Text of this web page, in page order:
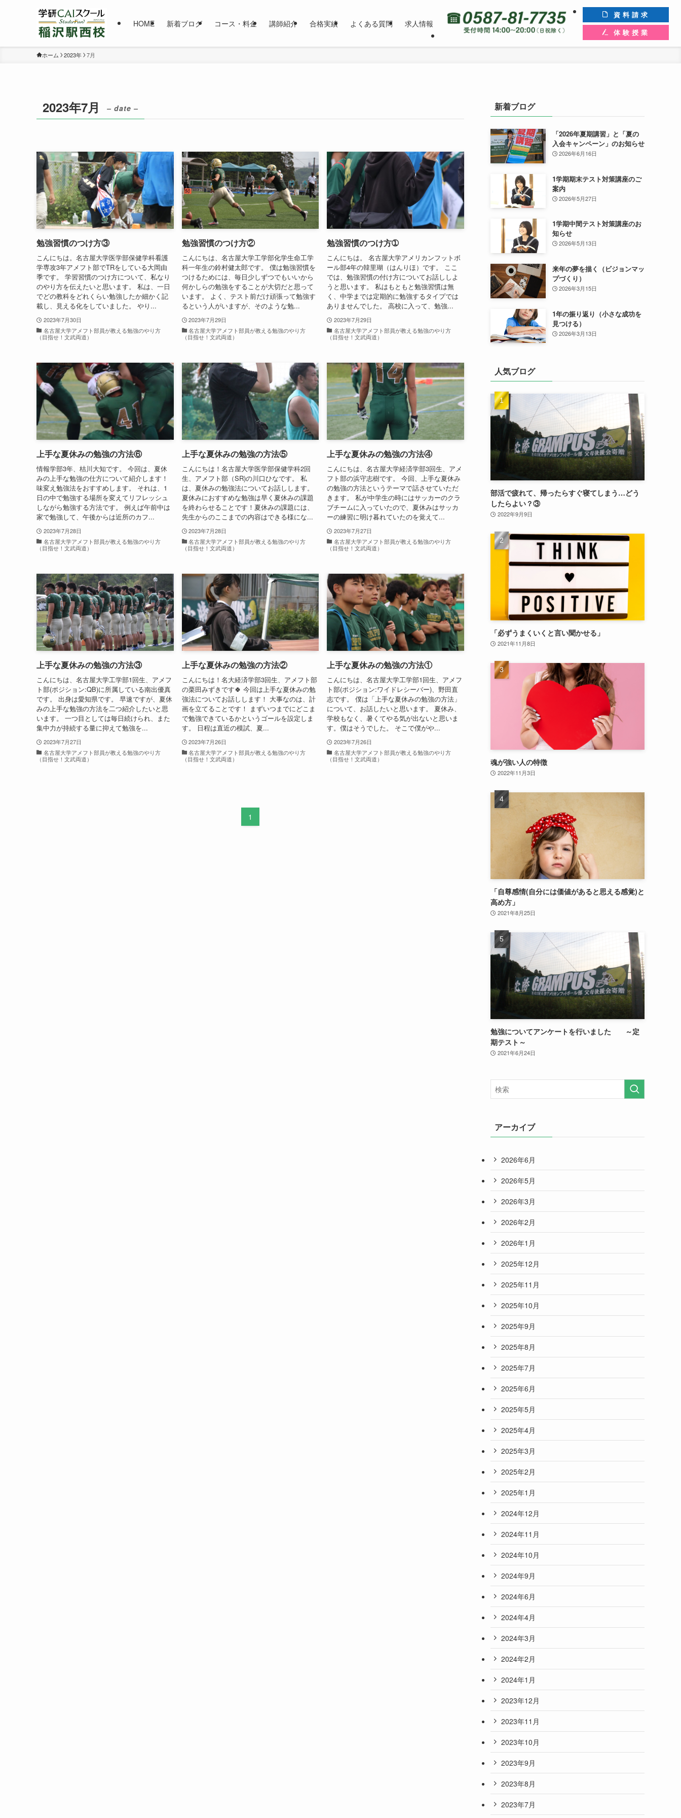
HOME 新着ブログ コース・料金 講師紹介 合格実績 よくある質問 求人情報
資料請求
体験授業
ホーム 2023年 7月
2023年7月 – date –
勉強習慣のつけ方③
こんにちは。名古屋大学医学部保健学科看護
学専攻3年アメフト部でTRをしている大岡由
季です。 学習習慣のつけ方について、私なり
のやり方を伝えたいと思います。 私は、一日
でどの教科をどれくらい勉強したか細かく記
載し、見える化をしていました。 やり...
2023年7月30日
名古屋大学アメフト部員が教える勉強のやり方
（目指せ！文武両道）
勉強習慣のつけ方②
こんにちは、名古屋大学工学部化学生命工学
科一年生の鈴村健太郎です。 僕は勉強習慣を
つけるためには、毎日少しずつでもいいから
何かしらの勉強をすることが大切だと思って
います。 よく、テスト前だけ頑張って勉強す
るという人がいますが、そのような勉...
2023年7月29日
名古屋大学アメフト部員が教える勉強のやり方
（目指せ！文武両道）
勉強習慣のつけ方➀
こんにちは。 名古屋大学アメリカンフットボ
ール部4年の韓里瑚（はんりほ）です。 ここ
では、勉強習慣の付け方についてお話ししよ
うと思います。 私はもともと勉強習慣は無
く、中学までは定期的に勉強するタイプでは
ありませんでした。 高校に入って、勉強...
2023年7月29日
名古屋大学アメフト部員が教える勉強のやり方
（目指せ！文武両道）
上手な夏休みの勉強の方法⑥
情報学部3年、桔川大知です。 今回は、夏休
みの上手な勉強の仕方について紹介します！
味変え勉強法をおすすめします。 それは、1
日の中で勉強する場所を変えてリフレッシュ
しながら勉強する方法です。 例えば午前中は
家で勉強して、午後からは近所のカフ...
2023年7月28日
名古屋大学アメフト部員が教える勉強のやり方
（目指せ！文武両道）
上手な夏休みの勉強の方法⑤
こんにちは！名古屋大学医学部保健学科2回
生、アメフト部（SR)の川口ひなです。 私
は、夏休みの勉強法についてお話しします。
夏休みにおすすめな勉強は早く夏休みの課題
を終わらせることです！夏休みの課題には、
先生からのここまでの内容はできる様にな...
2023年7月28日
名古屋大学アメフト部員が教える勉強のやり方
（目指せ！文武両道）
上手な夏休みの勉強の方法④
こんにちは、名古屋大学経済学部3回生、アメ
フト部の浜守志樹です。 今回、上手な夏休み
の勉強の方法というテーマで話させていただ
きます。 私が中学生の時にはサッカーのクラ
ブチームに入っていたので、夏休みはサッカ
ーの練習に明け暮れていたのを覚えて...
2023年7月27日
名古屋大学アメフト部員が教える勉強のやり方
（目指せ！文武両道）
上手な夏休みの勉強の方法③
こんにちは、名古屋大学工学部1回生、アメフ
ト部(ポジション:QB)に所属している南出優真
です。 出身は愛知県です。 早速ですが、夏休
みの上手な勉強の方法を二つ紹介したいと思
います。 一つ目としては毎日続けられ、また
集中力が持続する量に抑えて勉強を...
2023年7月27日
名古屋大学アメフト部員が教える勉強のやり方
（目指せ！文武両道）
上手な夏休みの勉強の方法②
こんにちは！名大経済学部3回生、アメフト部
の栗田みずきです🍀 今回は上手な夏休みの勉
強法についてお話しします！ 大事なのは、計
画を立てることです！ まずいつまでにどこま
で勉強できているかというゴールを設定しま
す。 日程は直近の模試、夏...
2023年7月26日
名古屋大学アメフト部員が教える勉強のやり方
（目指せ！文武両道）
上手な夏休みの勉強の方法①
こんにちは、名古屋大学工学部1回生、アメフ
ト部(ポジション:ワイドレシーバー)、野田直
志です。 僕は「上手な夏休みの勉強の方法」
について、お話したいと思います。 夏休み、
学校もなく、暑くてやる気が出ないと思いま
す。僕はそうでした。 そこで僕がや...
2023年7月26日
名古屋大学アメフト部員が教える勉強のやり方
（目指せ！文武両道）
1
新着ブログ
「2026年夏期講習」と「夏の
入会キャンペーン」のお知らせ
2026年6月16日
1学期期末テスト対策講座のご
案内
2026年5月27日
1学期中間テスト対策講座のお
知らせ
2026年5月13日
来年の夢を描く（ビジョンマッ
プづくり）
2026年3月15日
1年の振り返り（小さな成功を
見つける）
2026年3月13日
人気ブログ
部活で疲れて、帰ったらすぐ寝てしまう…どう
したらよい？③
2022年9月9日
「必ずうまくいくと言い聞かせる」
2021年11月8日
魂が強い人の特徴
2022年11月3日
「自尊感情(自分には価値があると思える感覚)と
高め方」
2021年8月25日
勉強についてアンケートを行いました ～定
期テスト～
2021年6月24日
アーカイブ
2026年6月
2026年5月
2026年3月
2026年2月
2026年1月
2025年12月
2025年11月
2025年10月
2025年9月
2025年8月
2025年7月
2025年6月
2025年5月
2025年4月
2025年3月
2025年2月
2025年1月
2024年12月
2024年11月
2024年10月
2024年9月
2024年6月
2024年4月
2024年3月
2024年2月
2024年1月
2023年12月
2023年11月
2023年10月
2023年9月
2023年8月
2023年7月